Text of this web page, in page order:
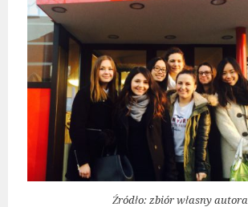
Źródło: zbiór własny autora